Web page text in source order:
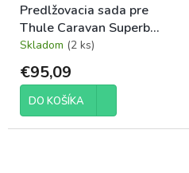
Predlžovacia sada pre
Thule Caravan Superb
Standard, hliník
Skladom (2 ks)
€95,09
DO KOŠÍKA